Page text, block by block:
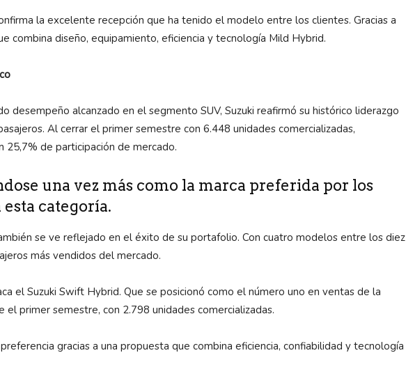
la excelente recepción que ha tenido el modelo entre los clientes. Gracias a
combina diseño, equipamiento, eficiencia y tecnología Mild Hybrid.
desempeño alcanzado en el segmento SUV, Suzuki reafirmó su histórico liderazgo
Al cerrar el primer semestre con 6.448 unidades comercializadas,
25,7% de participación de mercado.
una vez más como la marca preferida por los
categoría.
se ve reflejado en el éxito de su portafolio. Con cuatro modelos entre los diez
más vendidos del mercado.
el Suzuki Swift Hybrid. Que se posicionó como el número uno en ventas de la
el primer semestre, con 2.798 unidades comercializadas.
gracias a una propuesta que combina eficiencia, confiabilidad y tecnología